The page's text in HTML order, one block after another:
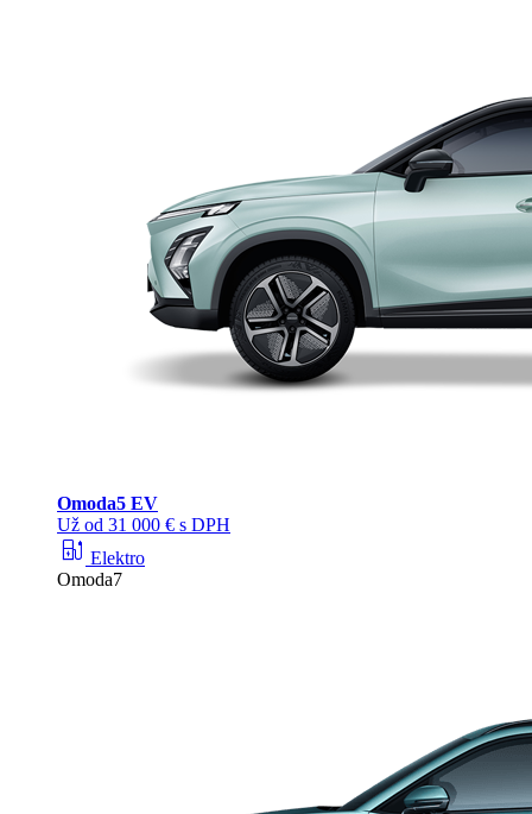
Omoda5 EV
Už od 31 000 € s DPH
ev_station Elektro
Omoda7